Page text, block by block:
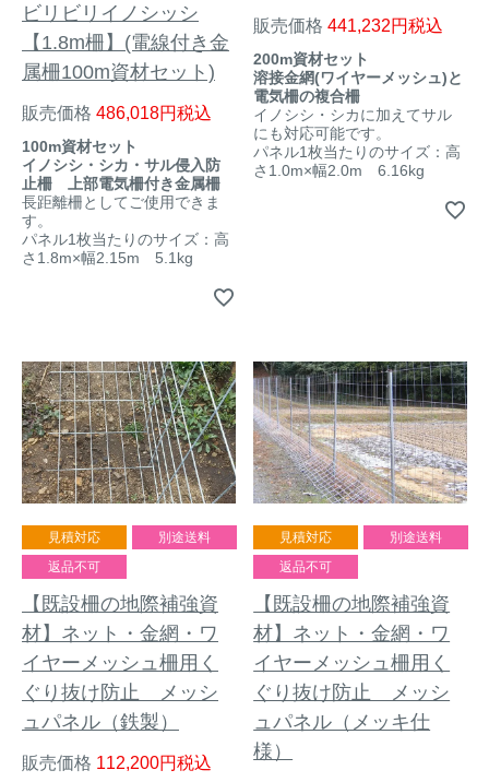
ビリビリイノシッシ
【1.8m柵】(電線付き金
属柵100m資材セット)
販売価格 486,018 税込
100m資材セット
イノシシ・シカ・サル侵入防
止柵 上部電気柵付き金属柵
長距離柵としてご使用できま
す。
パネル1枚当たりのサイズ：高
さ1.8m×幅2.15m 5.1kg
販売価格 441,232 税込
200m資材セット
溶接金網(ワイヤーメッシュ)と
電気柵の複合柵
イノシシ・シカに加えてサル
にも対応可能です。
パネル1枚当たりのサイズ：高
さ1.0m×幅2.0m 6.16kg
見積対応
別途送料
返品不可
【既設柵の地際補強資
材】ネット・金網・ワ
イヤーメッシュ柵用く
ぐり抜け防止 メッシ
ュパネル（鉄製）
販売価格 112,200 税込
見積対応
別途送料
返品不可
【既設柵の地際補強資
材】ネット・金網・ワ
イヤーメッシュ柵用く
ぐり抜け防止 メッシ
ュパネル（メッキ仕
様）